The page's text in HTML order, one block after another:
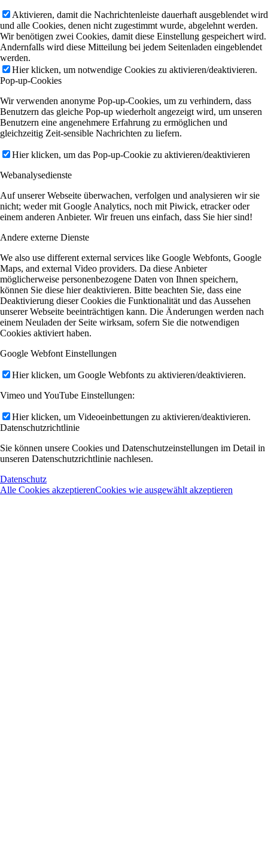
Aktivieren, damit die Nachrichtenleiste dauerhaft ausgeblendet wird
und alle Cookies, denen nicht zugestimmt wurde, abgelehnt werden.
Wir benötigen zwei Cookies, damit diese Einstellung gespeichert wird.
Andernfalls wird diese Mitteilung bei jedem Seitenladen eingeblendet
werden.
Hier klicken, um notwendige Cookies zu aktivieren/deaktivieren.
Pop-up-Cookies
Wir verwenden anonyme Pop-up-Cookies, um zu verhindern, dass
Benutzern das gleiche Pop-up wiederholt angezeigt wird, um unseren
Benutzern eine angenehmere Erfahrung zu ermöglichen und
gleichzeitig Zeit-sensible Nachrichten zu liefern.
Hier klicken, um das Pop-up-Cookie zu aktivieren/deaktivieren
Webanalysedienste
Auf unserer Webseite überwachen, verfolgen und analysieren wir sie
nicht; weder mit Google Analytics, noch mit Piwick, etracker oder
einem anderen Anbieter. Wir freuen uns einfach, dass Sie hier sind!
Andere externe Dienste
We also use different external services like Google Webfonts, Google
Maps, and external Video providers. Da diese Anbieter
möglicherweise personenbezogene Daten von Ihnen speichern,
können Sie diese hier deaktivieren. Bitte beachten Sie, dass eine
Deaktivierung dieser Cookies die Funktionalität und das Aussehen
unserer Webseite beeinträchtigen kann. Die Änderungen werden nach
einem Neuladen der Seite wirksam, sofern Sie die notwendigen
Cookies aktiviert haben.
Google Webfont Einstellungen
Hier klicken, um Google Webfonts zu aktivieren/deaktivieren.
Vimeo und YouTube Einstellungen:
Hier klicken, um Videoeinbettungen zu aktivieren/deaktivieren.
Datenschutzrichtlinie
Sie können unsere Cookies und Datenschutzeinstellungen im Detail in
unseren Datenschutzrichtlinie nachlesen.
Datenschutz
Alle Cookies akzeptierenCookies wie ausgewählt akzeptieren